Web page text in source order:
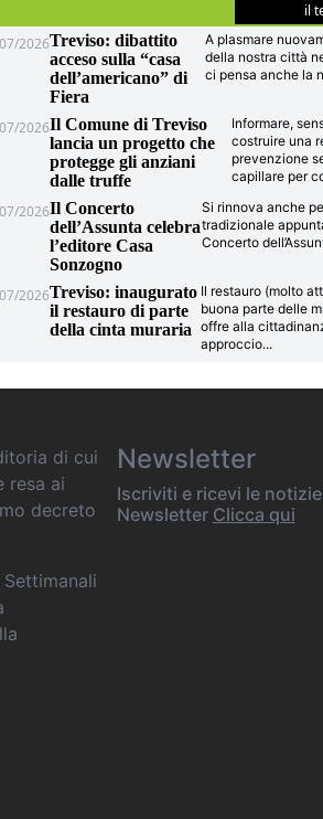
il
2026Treviso: dibattito
acceso sulla “casa
dell’americano” di
Fiera
A plasmare
della nostra città
ci pensa anche la
2026Il Comune di Treviso
lancia un progetto che
protegge gli anziani
dalle truffe
Informare,
costruire una
prevenzione
capillare per
2026Il Concerto
dell’Assunta celebra
l’editore Casa
Sonzogno
Si rinnova anche
tradizionale
Concerto
2026Treviso: inaugurato
il restauro di parte
della cinta muraria
Il restauro (molto
buona parte delle
offre alla
approccio...
di cui
resa ai
decreto
Newsletter
Iscriviti e ricevi le
Newsletter Clicca qui